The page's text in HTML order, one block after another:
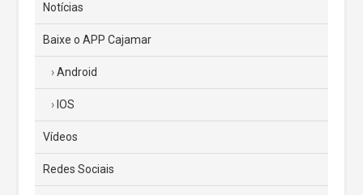
Notícias
Baixe o APP Cajamar
Android
IOS
Vídeos
Redes Sociais